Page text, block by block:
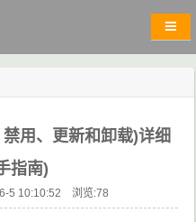
用、更新和卸载)详细
指南)
5 10:10:52 浏览:78